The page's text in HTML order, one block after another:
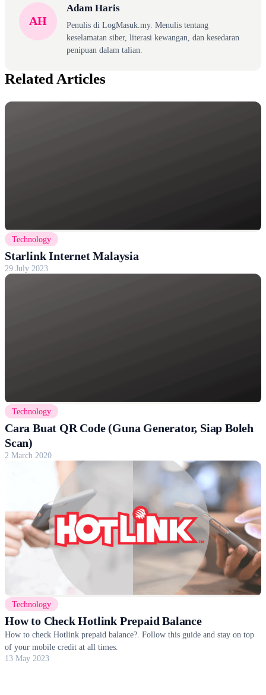
AH
Adam Haris
Penulis di LogMasuk.my. Menulis tentang
keselamatan siber, literasi kewangan, dan kesedaran
penipuan dalam talian.
Related Articles
Technology
Starlink Internet Malaysia
29 July 2023
Technology
Cara Buat QR Code (Guna Generator, Siap Boleh
Scan)
2 March 2020
Technology
How to Check Hotlink Prepaid Balance
How to check Hotlink prepaid balance?. Follow this guide and stay on top
of your mobile credit at all times.
13 May 2023